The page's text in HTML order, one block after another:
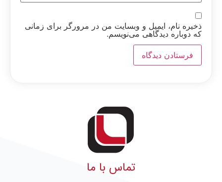
ذخیره نام، ایمیل و وبسایت من در مرورگر برای زمانی
که دوباره دیدگاهی می‌نویسم.
تماس با ما